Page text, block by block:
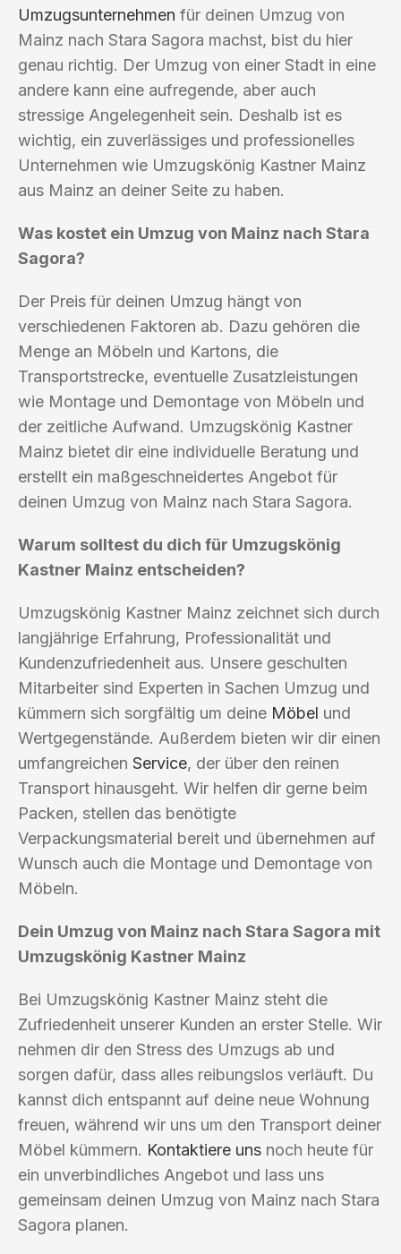
Umzugsunternehmen für deinen Umzug von
Mainz nach Stara Sagora machst, bist du hier
genau richtig. Der Umzug von einer Stadt in eine
andere kann eine aufregende, aber auch
stressige Angelegenheit sein. Deshalb ist es
wichtig, ein zuverlässiges und professionelles
Unternehmen wie Umzugskönig Kastner Mainz
aus Mainz an deiner Seite zu haben.
Was kostet ein Umzug von Mainz nach Stara
Sagora?
Der Preis für deinen Umzug hängt von
verschiedenen Faktoren ab. Dazu gehören die
Menge an Möbeln und Kartons, die
Transportstrecke, eventuelle Zusatzleistungen
wie Montage und Demontage von Möbeln und
der zeitliche Aufwand. Umzugskönig Kastner
Mainz bietet dir eine individuelle Beratung und
erstellt ein maßgeschneidertes Angebot für
deinen Umzug von Mainz nach Stara Sagora.
Warum solltest du dich für Umzugskönig
Kastner Mainz entscheiden?
Umzugskönig Kastner Mainz zeichnet sich durch
langjährige Erfahrung, Professionalität und
Kundenzufriedenheit aus. Unsere geschulten
Mitarbeiter sind Experten in Sachen Umzug und
kümmern sich sorgfältig um deine Möbel und
Wertgegenstände. Außerdem bieten wir dir einen
umfangreichen Service, der über den reinen
Transport hinausgeht. Wir helfen dir gerne beim
Packen, stellen das benötigte
Verpackungsmaterial bereit und übernehmen auf
Wunsch auch die Montage und Demontage von
Möbeln.
Dein Umzug von Mainz nach Stara Sagora mit
Umzugskönig Kastner Mainz
Bei Umzugskönig Kastner Mainz steht die
Zufriedenheit unserer Kunden an erster Stelle. Wir
nehmen dir den Stress des Umzugs ab und
sorgen dafür, dass alles reibungslos verläuft. Du
kannst dich entspannt auf deine neue Wohnung
freuen, während wir uns um den Transport deiner
Möbel kümmern. Kontaktiere uns noch heute für
ein unverbindliches Angebot und lass uns
gemeinsam deinen Umzug von Mainz nach Stara
Sagora planen.